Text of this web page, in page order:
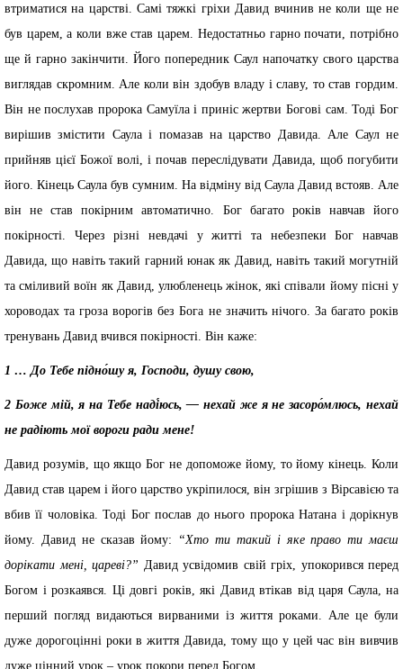
втриматися на царстві. Самі тяжкі гріхи Давид вчинив не коли ще не
був царем, а коли вже став царем. Недостатньо гарно почати, потрібно
ще й гарно закінчити. Його попередник Саул напочатку свого царства
виглядав скромним. Але коли він здобув владу і славу, то став гордим.
Він не послухав пророка Самуїла і приніс жертви Богові сам. Тоді Бог
вирішив змістити Саула і помазав на царство Давида. Але Саул не
прийняв цієї Божої волі, і почав переслідувати Давида, щоб погубити
його. Кінець Саула був сумним. На відміну від Саула Давид встояв. Але
він не став покірним автоматично. Бог багато років навчав його
покірності. Через різні невдачі у житті та небезпеки Бог навчав
Давида, що навіть такий гарний юнак як Давид, навіть такий могутній
та сміливий воїн як Давид, улюбленець жінок, які співали йому пісні у
хороводах та гроза ворогів без Бога не значить нічого. За багато років
тренувань Давид вчився покірності. Він каже:
1 … До Тебе підно́шу я, Господи, душу свою,
2 Боже мій, я на Тебе наді́юсь, — нехай же я не засоро́млюсь, нехай
не радіють мої вороги ради мене!
Давид розумів, що якщо Бог не допоможе йому, то йому кінець. Коли
Давид став царем і його царство укріпилося, він згрішив з Вірсавією та
вбив її чоловіка. Тоді Бог послав до нього пророка Натана і дорікнув
йому. Давид не сказав йому:
“Хто ти такий і яке право ти маєш
дорікати мені, цареві?” Давид усвідомив свій гріх, упокорився перед
Богом і розкаявся. Ці довгі років, які Давид втікав від царя Саула, на
перший погляд видаються вирваними із життя роками. Але це були
дуже дорогоцінні роки в життя Давида, тому що у цей час він вивчив
дуже цінний урок – урок покори перед Богом.